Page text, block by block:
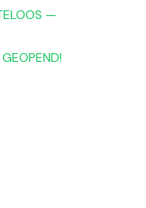
—